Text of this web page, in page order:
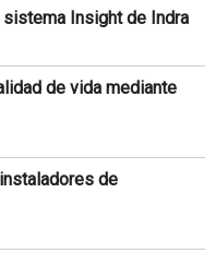
sistema Insight de Indra
de vida mediante
de